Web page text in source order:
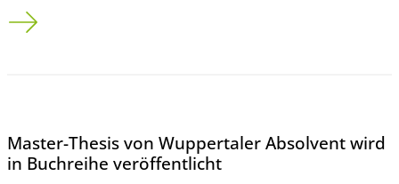
Delegationsbesuch in Argentinien und Peru
Master-Thesis von Wuppertaler Absolvent wird
in Buchreihe veröffentlicht